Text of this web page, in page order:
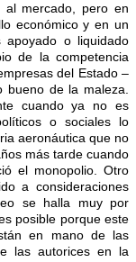
al mercado, pero en
económico y en un
o liquidado
de la competencia
del Estado –
de la maleza.
cuando ya no es
o sociales lo
aeronáutica que no
más tarde cuando
el monopolio. Otro
a consideraciones
se halla muy por
posible porque este
en mano de las
las autorices en la